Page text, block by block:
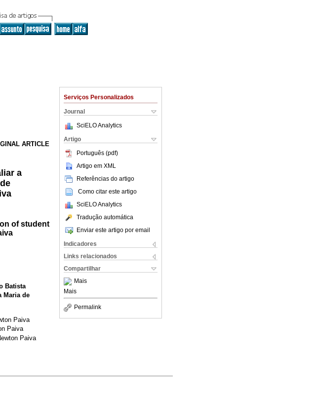
Serviços Personalizados
Journal
SciELO Analytics
Artigo
Português (pdf)
Artigo em XML
Referências do artigo
Como citar este artigo
SciELO Analytics
Tradução automática
Enviar este artigo por email
Indicadores
Links relacionados
Compartilhar
Mais
Mais
Permalink
ARTICLE
a
of student
Batista
Maria de
Paiva
Paiva
Paiva